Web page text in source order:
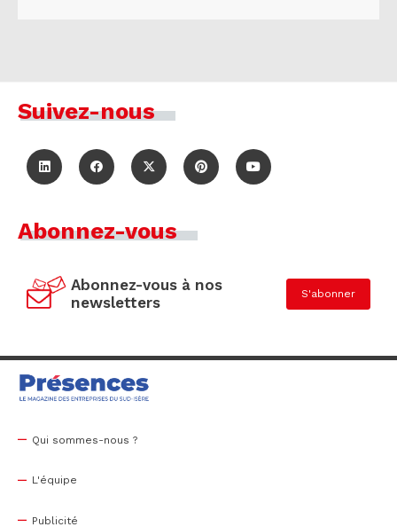
Suivez-nous
Abonnez-vous
Abonnez-vous à nos
newsletters
S'abonner
Qui sommes-nous ?
L'équipe
Publicité